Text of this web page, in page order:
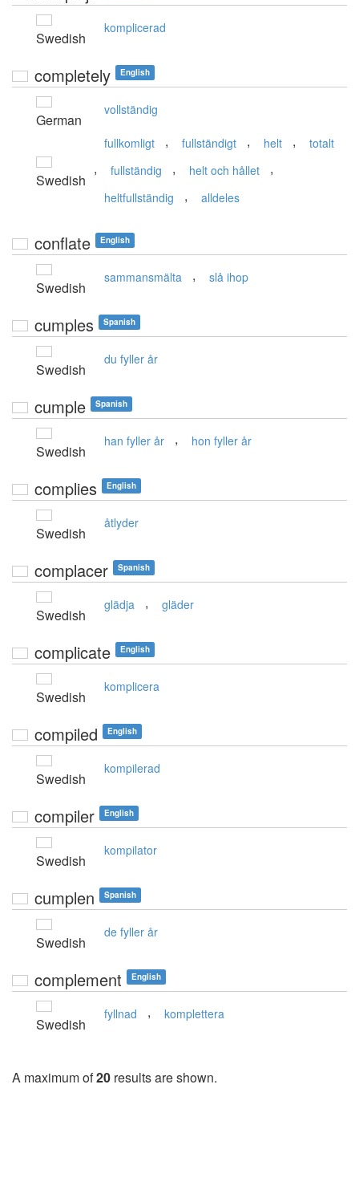
Swedish
komplicerad
completely English
German
vollständig
Swedish
fullkomligt , fullständigt , helt , totalt
, fullständig , helt och hållet ,
heltfullständig , alldeles
conflate English
Swedish
sammansmälta , slå ihop
cumples Spanish
Swedish
du fyller år
cumple Spanish
Swedish
han fyller år , hon fyller år
complies English
Swedish
åtlyder
complacer Spanish
Swedish
glädja , gläder
complicate English
Swedish
komplicera
compiled English
Swedish
kompilerad
compiler English
Swedish
kompilator
cumplen Spanish
Swedish
de fyller år
complement English
Swedish
fyllnad , komplettera
A maximum of20 results are shown.